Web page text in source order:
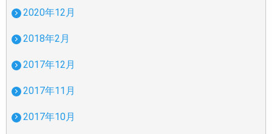
2020年12月
2018年2月
2017年12月
2017年11月
2017年10月